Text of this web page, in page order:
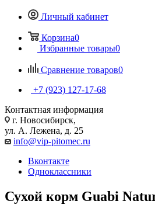
Личный кабинет
Корзина0
Избранные товары0
Сравнение товаров0
+7 (923) 127-17-68
Контактная информация
г. Новосибирск,
ул. А. Лежена, д. 25
info@vip-pitomec.ru
Вконтакте
Одноклассники
Сухой корм Guabi